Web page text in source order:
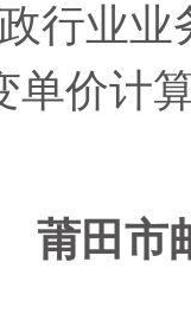
行业业
单价计
莆田市